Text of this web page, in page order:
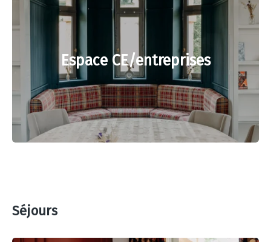
Espace CE/entreprises
Séjours